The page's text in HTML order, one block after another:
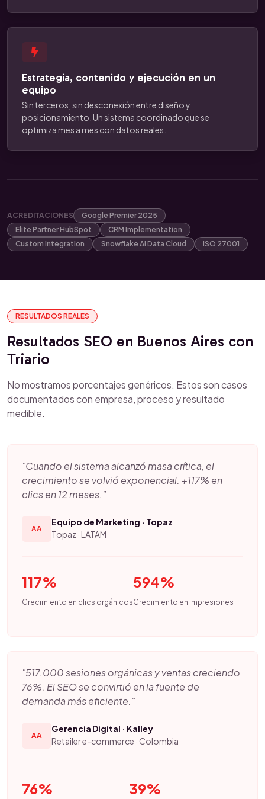
Estrategia, contenido y ejecución en un
equipo
Sin terceros, sin desconexión entre diseño y
posicionamiento. Un sistema coordinado que se
optimiza mes a mes con datos reales.
ACREDITACIONES
Google Premier 2025
Elite Partner HubSpot
CRM Implementation
Custom Integration
Snowflake AI Data Cloud ISO 27001
RESULTADOS REALES
Resultados SEO en Buenos Aires con
Triario
No mostramos porcentajes genéricos. Estos son casos
documentados con empresa, proceso y resultado
medible.
"Cuando el sistema alcanzó masa crítica, el
crecimiento se volvió exponencial. +117% en
clics en 12 meses."
AA
Equipo de Marketing · Topaz
Topaz · LATAM
117%
Crecimiento en clics orgánicos
594%
Crecimiento en impresiones
"517.000 sesiones orgánicas y ventas creciendo
76%. El SEO se convirtió en la fuente de
demanda más eficiente."
AA
Gerencia Digital · Kalley
Retailer e-commerce · Colombia
76% 39%